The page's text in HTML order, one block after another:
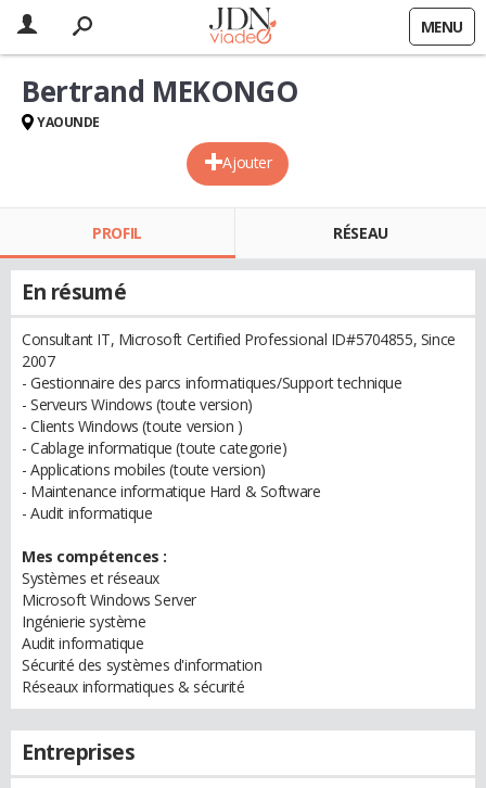
MENU
Ajouter
Bertrand MEKONGO
YAOUNDE
PROFIL RÉSEAU
En résumé
Consultant IT, Microsoft Certified Professional ID#5704855, Since
2007
- Gestionnaire des parcs informatiques/Support technique
- Serveurs Windows (toute version)
- Clients Windows (toute version )
- Cablage informatique (toute categorie)
- Applications mobiles (toute version)
- Maintenance informatique Hard & Software
- Audit informatique
Mes compétences :
Systèmes et réseaux
Microsoft Windows Server
Ingénierie système
Audit informatique
Sécurité des systèmes d'information
Réseaux informatiques & sécurité
Entreprises